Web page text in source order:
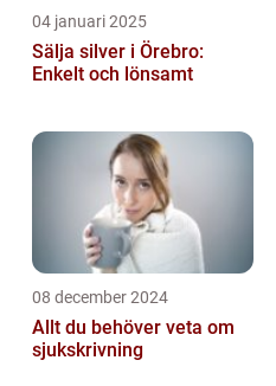
04 januari 2025
Sälja silver i Örebro:
Enkelt och lönsamt
08 december 2024
Allt du behöver veta om
sjukskrivning